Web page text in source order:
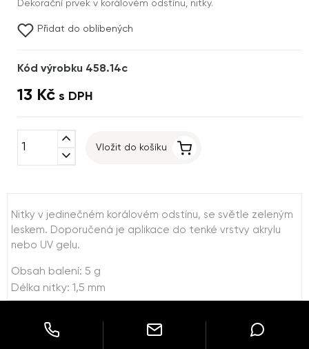
Dekorační prvek v korálovém odstínu, nitky.
Přidat do oblíbených
Kód výrobku 458.14c
13 Kč s DPH
expand_less
expand_more
Vložit do košíku
Nitky v jedinečném korálovém odstínu, se světle zeleným
leskem. Doporučená je aplikace do tenké vrstvy akrylu
nebo UV gelu.
Obsah balení: 5 g
Délka nitky: 1,5 mm